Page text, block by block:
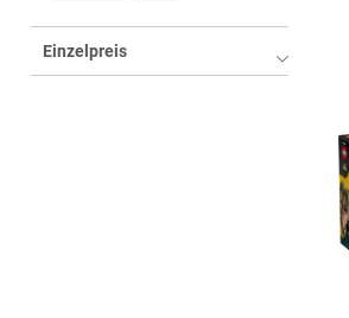
Lego Disney
Einzelpreis